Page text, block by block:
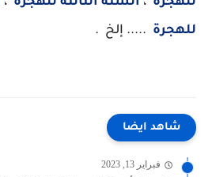
للهجرة ..... إلخ .
شاهد ايضا
فبراير 13, 2023